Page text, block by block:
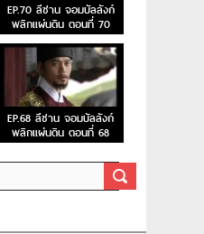
EP.70 ลีซาน จอมบัลลังก์
พลิกแผ่นดิน ตอนที่ 70
EP.68 ลีซาน จอมบัลลังก์
พลิกแผ่นดิน ตอนที่ 68